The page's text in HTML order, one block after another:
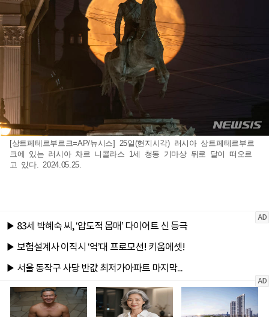
[상트페테르부르크=AP/뉴시스] 25일(현지시각) 러시아 상트페테르부르
크에 있는 러시아 차르 니콜라스 1세 청동 기마상 뒤로 달이 떠오르
고 있다. 2024.05.25.